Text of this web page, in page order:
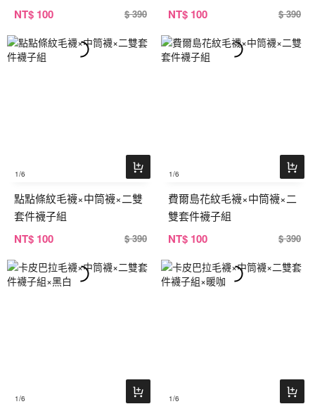
NT$ 100 $ 390 NT$ 100 $ 390
1/6
點點條紋毛襪×中筒襪×二雙
套件襪子組
NT$ 100 $ 390
1/6
費爾島花紋毛襪×中筒襪×二
雙套件襪子組
NT$ 100 $ 390
1/6 1/6